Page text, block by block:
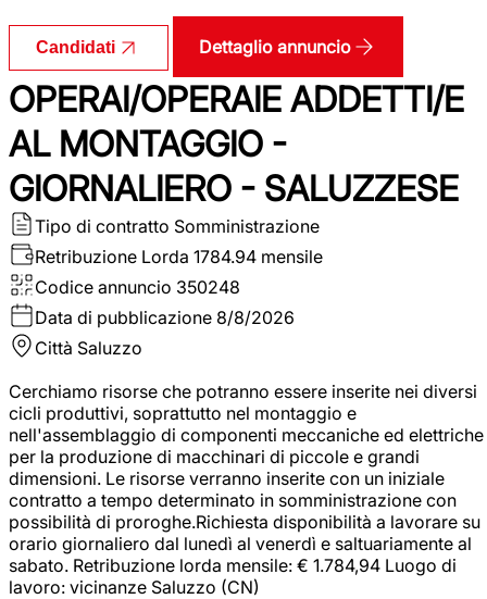
Candidati Dettaglio annuncio
OPERAI/OPERAIE ADDETTI/E
AL MONTAGGIO -
GIORNALIERO - SALUZZESE
Tipo di contratto Somministrazione
Retribuzione Lorda 1784.94 mensile
Codice annuncio 350248
Data di pubblicazione 8/8/2026
Città Saluzzo
Cerchiamo risorse che potranno essere inserite nei diversi
cicli produttivi, soprattutto nel montaggio e
nell'assemblaggio di componenti meccaniche ed elettriche
per la produzione di macchinari di piccole e grandi
dimensioni. Le risorse verranno inserite con un iniziale
contratto a tempo determinato in somministrazione con
possibilità di proroghe.Richiesta disponibilità a lavorare su
orario giornaliero dal lunedì al venerdì e saltuariamente al
sabato. Retribuzione lorda mensile: € 1.784,94 Luogo di
lavoro: vicinanze Saluzzo (CN)